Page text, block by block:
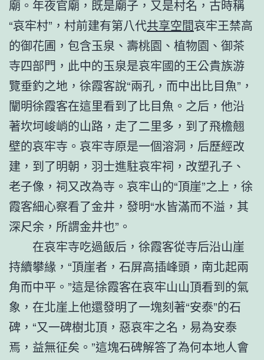
廟。年夜官廟，既是廟子，又是村名，古時稱
“哀牢村”，村前建有第八代共享空間哀牢王禁高
的御花圃，包含玉泉、壽桃園、植物園、御茶
寺四部門，此中的玉泉是哀牢國的王公貴族游
覽垂釣之地，徐霞客說“兩孔，而中出比目魚”，
闡明徐霞客在這里看到了比目魚。之后，他沿
著坎坷峻峭的山路，走了二里多，到了飛檐翹
壁的哀牢寺。哀牢寺原是一個溶洞，后歷經改
建，到了明朝，羽士進駐哀牢祠，改塑孔子、
老子像，祠又改為寺。哀牢山的“頂崖”之上，徐
霞客細心察看了金井，發明“水皆滿而不溢，其
深尺余，所謂金井也”。
在哀牢寺吃過飯后，徐霞客從寺后沿山崖
持續攀緣，“頂崖者，石屏高插峰頭，南北起兩
角而中平。”這是徐霞客在哀牢山山頂看到的氣
象，在北崖上他還發明了一塊刻著“安泰”的石
碑，“又一碑樹北頂，惡哀牢之名，易為安泰
焉，益無征矣。”這塊石碑解答了為何本地人會